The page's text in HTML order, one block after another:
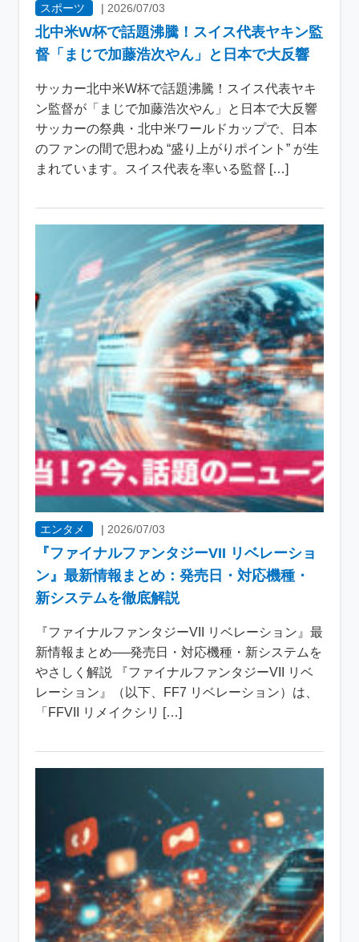
スポーツ | 2026/07/03
北中米W杯で話題沸騰！スイス代表ヤキン監
督「まじで加藤浩次やん」と日本で大反響
サッカー北中米W杯で話題沸騰！スイス代表ヤキ
ン監督が「まじで加藤浩次やん」と日本で大反響
サッカーの祭典・北中米ワールドカップで、日本
のファンの間で思わぬ “盛り上がりポイント” が生
まれています。スイス代表を率いる監督 […]
エンタメ | 2026/07/03
『ファイナルファンタジーVII リベレーショ
ン』最新情報まとめ：発売日・対応機種・
新システムを徹底解説
『ファイナルファンタジーVII リベレーション』最
新情報まとめ──発売日・対応機種・新システムを
やさしく解説 『ファイナルファンタジーVII リベ
レーション』（以下、FF7 リベレーション）は、
「FFVII リメイクシリ […]